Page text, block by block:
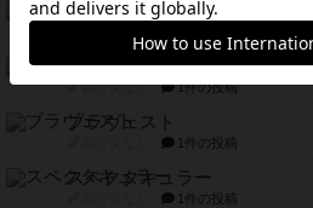
リスボン・トラム 28
アマナイト
紹介文なし 1件の投稿
ブラヴェスト
1件の投稿
スペクタキュラー
1件の投稿